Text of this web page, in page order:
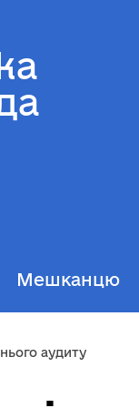
Мешканцю
аудиту